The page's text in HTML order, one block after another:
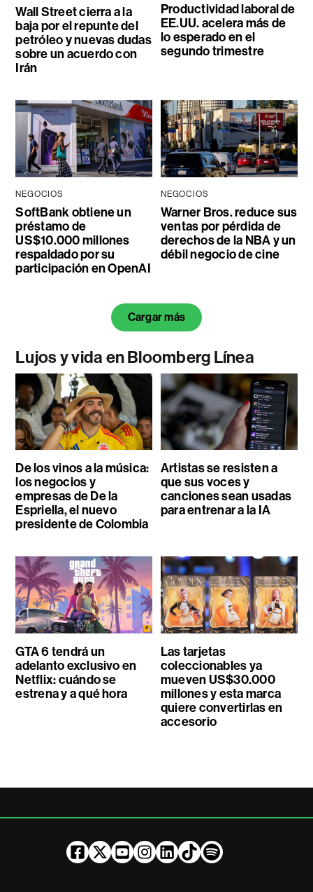
Wall Street cierra a la
baja por el repunte del
petróleo y nuevas dudas
sobre un acuerdo con
Irán
Productividad laboral de
EE.UU. acelera más de
lo esperado en el
segundo trimestre
NEGOCIOS
SoftBank obtiene un
préstamo de
US$10.000 millones
respaldado por su
participación en OpenAI
NEGOCIOS
Warner Bros. reduce sus
ventas por pérdida de
derechos de la NBA y un
débil negocio de cine
Cargar más
Lujos y vida en Bloomberg Línea
De los vinos a la música:
los negocios y
empresas de De la
Espriella, el nuevo
presidente de Colombia
Artistas se resisten a
que sus voces y
canciones sean usadas
para entrenar a la IA
GTA 6 tendrá un
adelanto exclusivo en
Netflix: cuándo se
estrena y a qué hora
Las tarjetas
coleccionables ya
mueven US$30.000
millones y esta marca
quiere convertirlas en
accesorio